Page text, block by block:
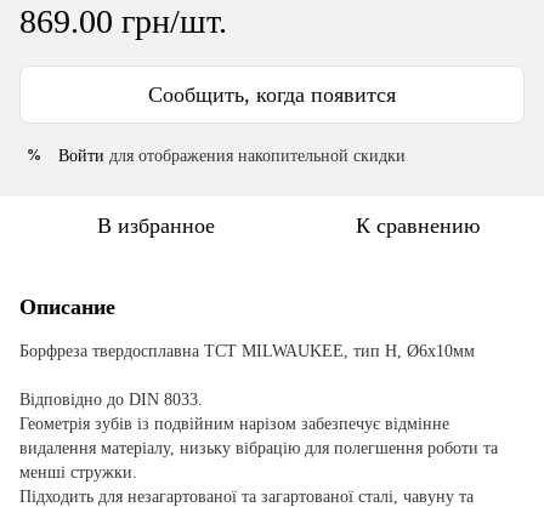
869.00 грн/шт.
Сообщить, когда появится
% Войти для отображения накопительной скидки
В избранное К сравнению
Описание
Борфреза твердосплавна TCT MILWAUKEE, тип H, Ø6x10мм
Відповідно до DIN 8033.
Геометрія зубів із подвійним нарізом забезпечує відмінне
видалення матеріалу, низьку вібрацію для полегшення роботи та
менші стружки.
Підходить для незагартованої та загартованої сталі, чавуну та